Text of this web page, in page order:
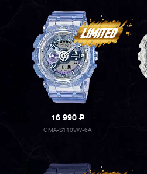
16 990P
GMA-S110VW-6A